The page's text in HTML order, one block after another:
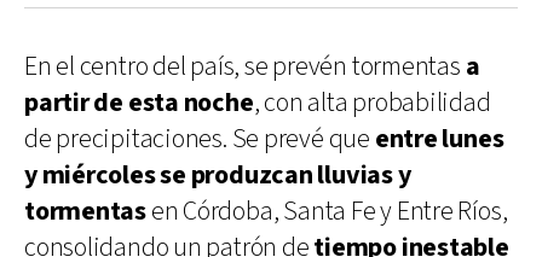
En el centro del país, se prevén tormentas a
partir de esta noche, con alta probabilidad
de precipitaciones. Se prevé que entre lunes
y miércoles se produzcan lluvias y
tormentasen Córdoba, Santa Fe y Entre Ríos,
consolidando un patrón detiempo inestable